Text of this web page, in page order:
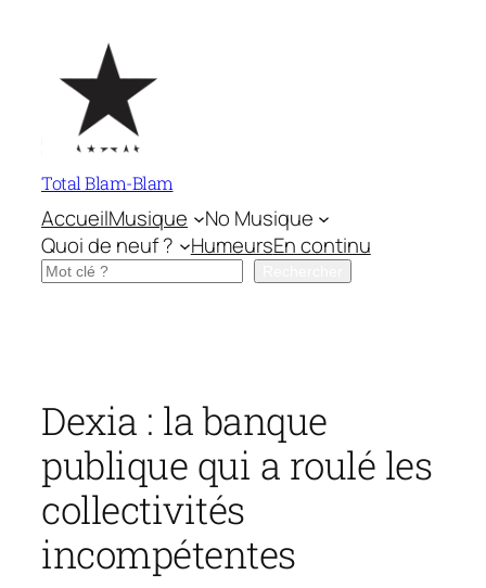
contenu
Total Blam-Blam
AccueilMusique
No Musique
Quoi de neuf ?
HumeursEn continu
Rechercher
Dexia : la banque
publique qui a roulé les
collectivités
incompétentes